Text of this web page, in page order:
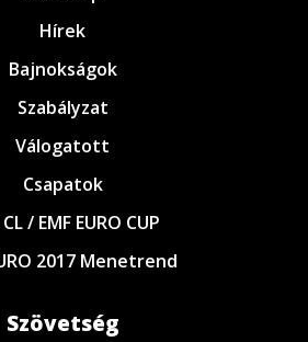
Hírek
Bajnokságok
Szabályzat
Válogatott
Csapatok
CL / EMF EURO CUP
2017 Menetrend
Szövetség